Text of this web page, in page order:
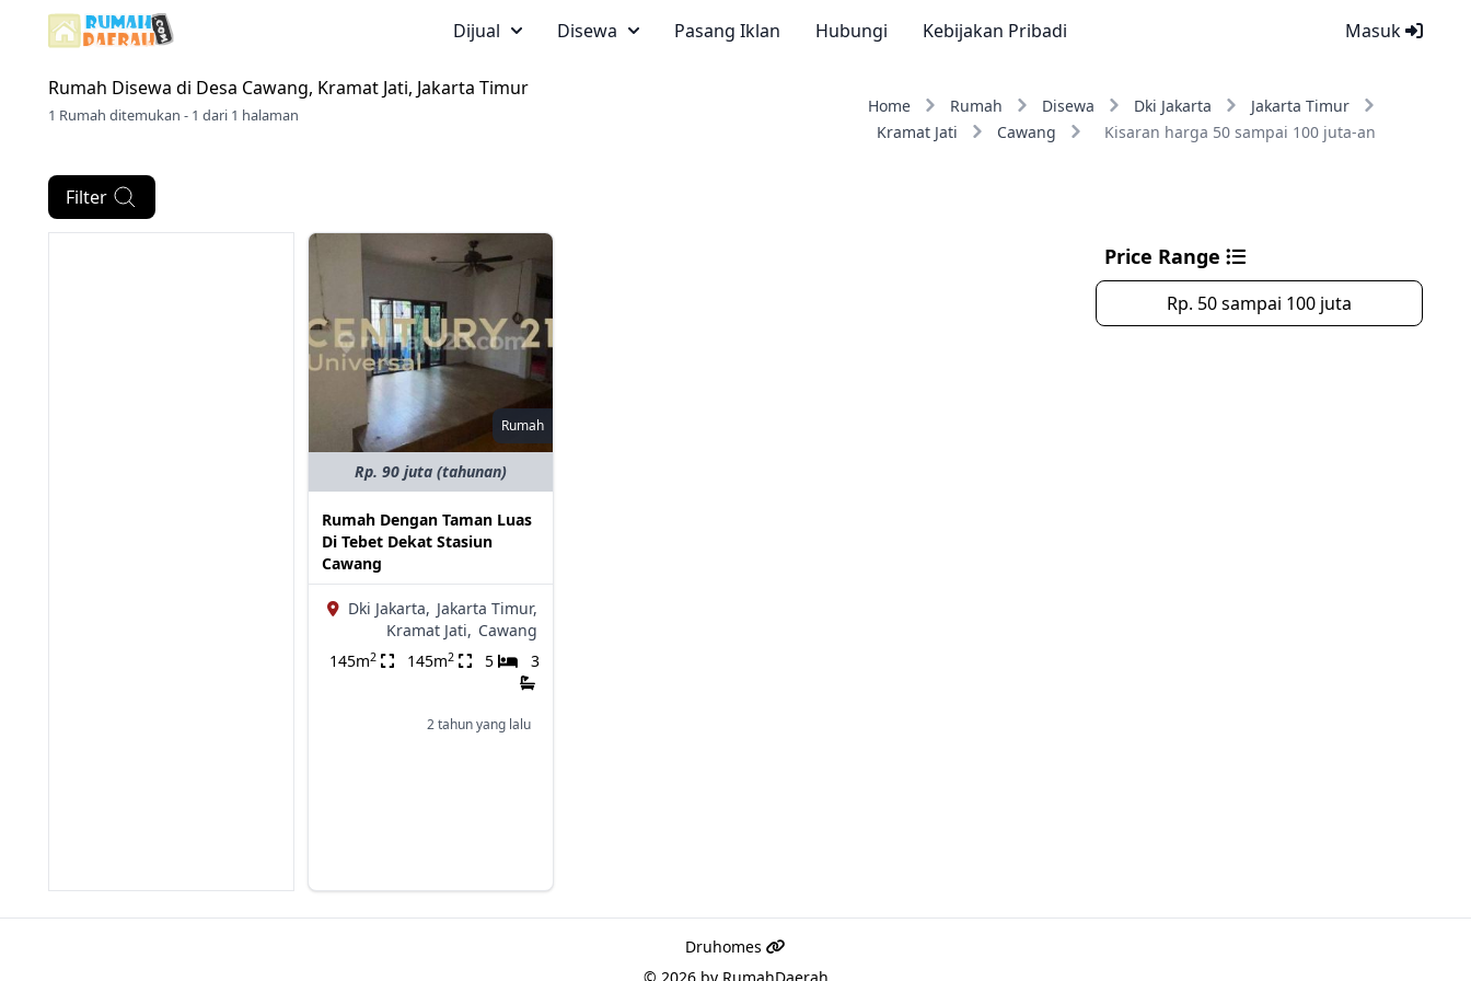
Masuk
Dijual Disewa Pasang Iklan Hubungi Kebijakan Pribadi
Rumah Disewa di Desa Cawang, Kramat Jati, Jakarta Timur
1 Rumah ditemukan - 1 dari 1 halaman Home Rumah Disewa Dki Jakarta
Jakarta Timur
Kramat Jati
Cawang Kisaran harga 50 sampai 100 juta-an
Filter
Rumah
Rp. 90 juta (tahunan)
Rumah Dengan Taman Luas
Di Tebet Dekat Stasiun
Cawang
Dki Jakarta, Jakarta Timur,
Kramat Jati, Cawang
145m2 145m2 5 3
2 tahun yang lalu
Price Range
Rp. 50 sampai 100 juta
Druhomes